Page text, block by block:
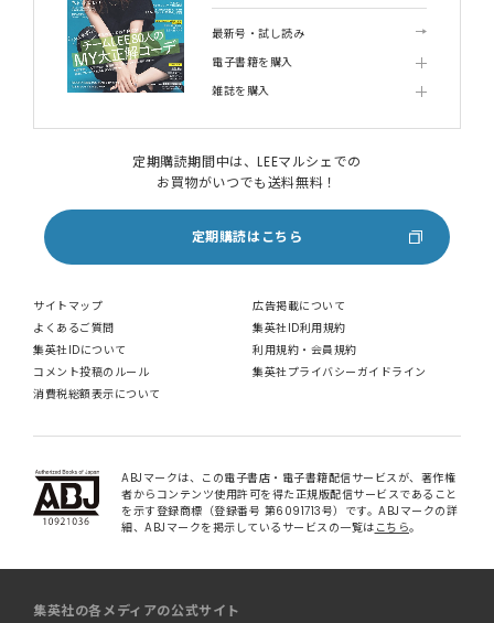
最新号・試し読み
電子書籍を購入
雑誌を購入
定期購読期間中は、LEEマルシェでの
お買物がいつでも送料無料！
定期購読はこちら
サイトマップ
広告掲載について
よくあるご質問
集英社ID利用規約
集英社IDについて
利用規約・会員規約
コメント投稿のルール
集英社プライバシーガイドライン
消費税総額表示について
ABJマークは、この電子書店・電子書籍配信サービスが、著作権
者からコンテンツ使用許可を得た正規版配信サービスであること
を示す登録商標（登録番号 第6091713号）です。ABJマークの詳
細、ABJマークを掲示しているサービスの一覧は こちら。
集英社の各メディアの公式サイト